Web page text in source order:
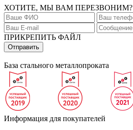
ХОТИТЕ, МЫ ВАМ ПЕРЕЗВОНИМ?
ПРИКРЕПИТЬ ФАЙЛ
База стального металлопроката
Информация для покупателей